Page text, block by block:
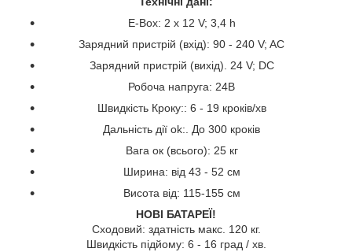
E-Box: 2 x 12 V; 3,4 h
Зарядний пристрій (вхід): 90 - 240 V; AC
Зарядний пристрій (вихід). 24 V; DC
Робоча напруга: 24В
Швидкість Кроку:: 6 - 19 кроків/хв
Дальність дії ok:. До 300 кроків
Вага ок (всього): 25 кг
Ширина: від 43 - 52 см
Висота від: 115-155 см
НОВІ БАТАРЕЇ!
Сходовий: здатність макс. 120 кг.
Швидкість підйому: 6 - 16 град / хв.